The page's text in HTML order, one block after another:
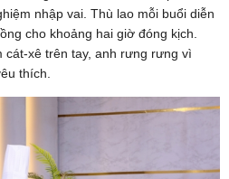
nhập vai. Thù lao mỗi buổi diễn
cho khoảng hai giờ đóng kịch.
cát-xê trên tay, anh rưng rưng vì
thích.